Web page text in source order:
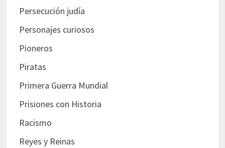
Persecución judía
Personajes curiosos
Pioneros
Piratas
Primera Guerra Mundial
Prisiones con Historia
Racismo
Reyes y Reinas